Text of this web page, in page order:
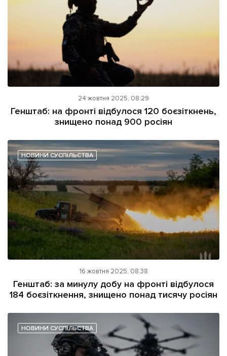
24 жовтня 2025, 08:29
Генштаб: на фронті відбулося 120 боєзіткнень,
знищено понад 900 росіян
НОВИНИ СУСПІЛЬСТВА
16 жовтня 2025, 08:38
Генштаб: за минулу добу на фронті відбулося
184 боєзіткнення, знищено понад тисячу росіян
НОВИНИ СУСПІЛЬСТВА